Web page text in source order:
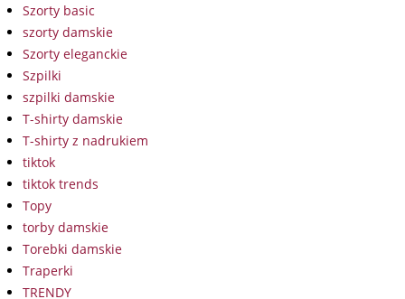
Szorty basic
szorty damskie
Szorty eleganckie
Szpilki
szpilki damskie
T-shirty damskie
T-shirty z nadrukiem
tiktok
tiktok trends
Topy
torby damskie
Torebki damskie
Traperki
TRENDY